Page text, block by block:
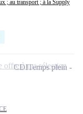
; au transport ; à la Supply
CDITemps plein
offre à ma sélection